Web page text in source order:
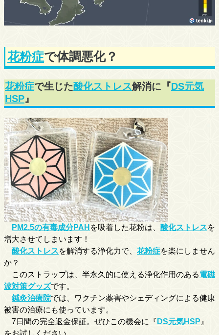
花粉症で体調悪化？
花粉症で生じた酸化ストレス解消に『DS元気
HSP』
PM2.5の有毒成分PAH を吸着した花粉は、 酸化ストレスを
増大させてしまいます！
酸化ストレスを解消する浄化力で、 花粉症を楽にしません
か？
このストラップは、半永久的に使える浄化作用のある電磁
波対策グッズです。
鍼灸治療院では、ワクチン薬害やシェディングによる健康
被害の治療にも使っています。
7日間の完全返金保証。ぜひこの機会に『 DS元気HSP 』
をお試しください。